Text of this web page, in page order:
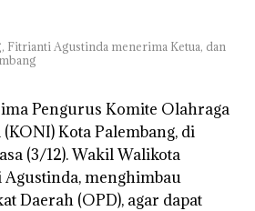
Fitrianti Agustinda menerima Ketua, dan
Pengurus Komite Olahraga
Kota Palembang, di
(3/12). Wakil Walikota
menghimbau
Daerah (OPD), agar dapat